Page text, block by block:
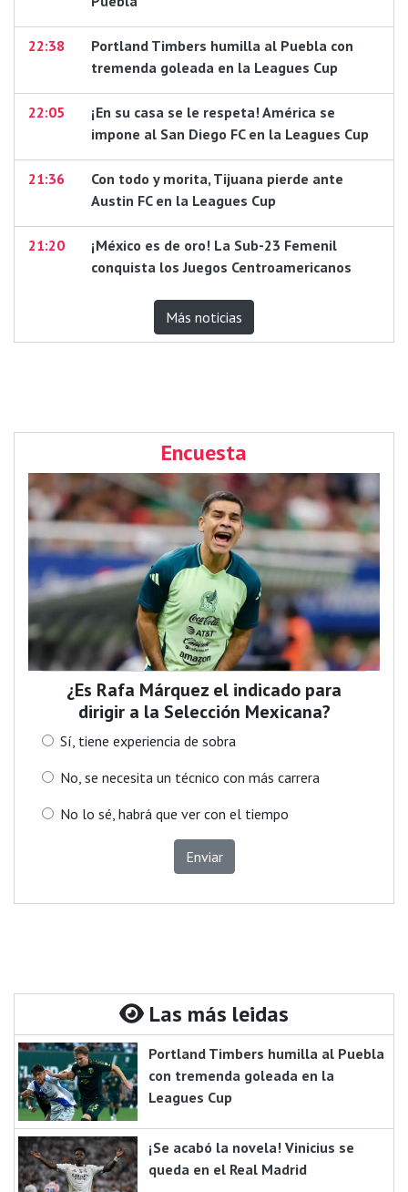
22:38
Portland Timbers humilla al Puebla con
tremenda goleada en la Leagues Cup
22:05
¡En su casa se le respeta! América se
impone al San Diego FC en la Leagues Cup
21:36
Con todo y morita, Tijuana pierde ante
Austin FC en la Leagues Cup
21:20
¡México es de oro! La Sub-23 Femenil
conquista los Juegos Centroamericanos
Más noticias
Encuesta
¿Es Rafa Márquez el indicado para
dirigir a la Selección Mexicana?
Sí, tiene experiencia de sobra
No, se necesita un técnico con más carrera
No lo sé, habrá que ver con el tiempo
Enviar
Las más leidas
Portland Timbers humilla al Puebla
con tremenda goleada en la
Leagues Cup
¡Se acabó la novela! Vinicius se
queda en el Real Madrid